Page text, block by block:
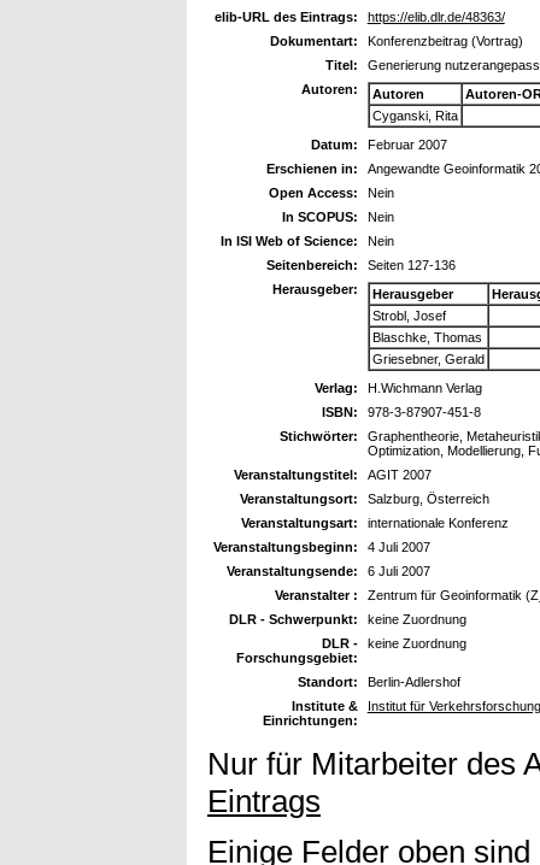
elib-URL des Eintrags:
https://elib.dlr.de/48363/
Dokumentart:
Konferenzbeitrag (Vortrag)
Titel:
Generierung
Autoren:
Autoren
Autoren-
Cyganski, Rita
Datum:
Februar 2007
Erschienen in:
Angewandte Geoinformatik
Open Access:
Nein
In SCOPUS:
Nein
In ISI Web of Science:
Nein
Seitenbereich:
Seiten 127-136
Herausgeber:
Herausgeber
Strobl, Josef
Blaschke, Thomas
Griesebner, Gerald
Verlag:
H.Wichmann Verlag
ISBN:
978-3-87907-451-8
Stichwörter:
Graphentheorie,
Optimization, Modellierung,
Veranstaltungstitel:
AGIT 2007
Veranstaltungsort:
Salzburg, Österreich
Veranstaltungsart:
internationale Konferenz
Veranstaltungsbeginn:
4 Juli 2007
Veranstaltungsende:
6 Juli 2007
Veranstalter :
Zentrum für Geoinformatik
DLR - Schwerpunkt:
keine Zuordnung
DLR -
Forschungsgebiet:
keine Zuordnung
Standort:
Berlin-Adlershof
Institute &
Einrichtungen:
Institut für
Nur für Mitarbeiter des
Eintrags
Einige Felder oben